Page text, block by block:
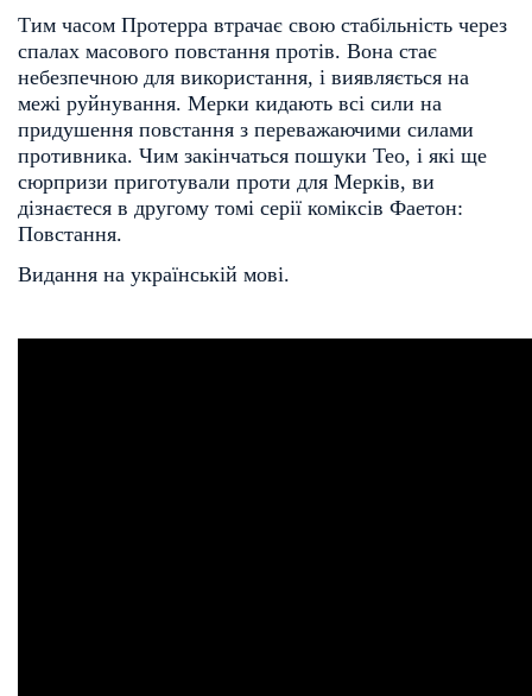
Тим часом Протерра втрачає свою стабільність через
спалах масового повстання протів. Вона стає
небезпечною для використання, і виявляється на
межі руйнування. Мерки кидають всі сили на
придушення повстання з переважаючими силами
противника. Чим закінчаться пошуки Тео, і які ще
сюрпризи приготували проти для Мерків, ви
дізнаєтеся в другому томі серії коміксів Фаетон:
Повстання.
Видання на українській мові.